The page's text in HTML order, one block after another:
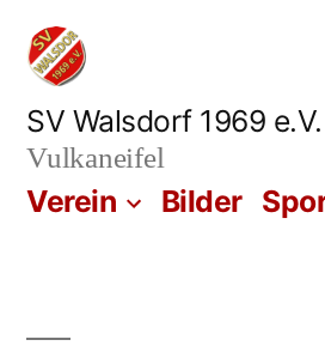
Zum
Inhalt
springen
SV Walsdorf 1969 e.V.
Vulkaneifel
Verein Bilder